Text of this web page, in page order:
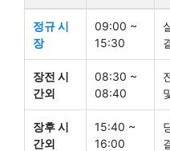
정규 시
장
09:00 ~
15:30
장전 시
간외
08:30 ~
08:40
장후 시
간외
15:40 ~
16:00